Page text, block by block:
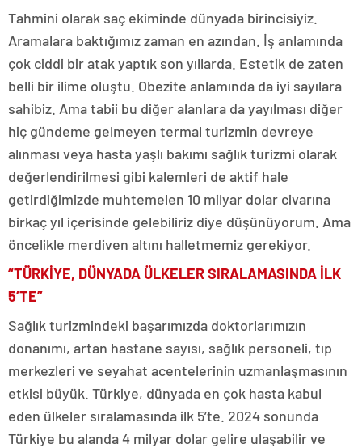
Tahmini olarak saç ekiminde dünyada birincisiyiz.
Aramalara baktığımız zaman en azından. İş anlamında
çok ciddi bir atak yaptık son yıllarda. Estetik de zaten
belli bir ilime oluştu. Obezite anlamında da iyi sayılara
sahibiz. Ama tabii bu diğer alanlara da yayılması diğer
hiç gündeme gelmeyen termal turizmin devreye
alınması veya hasta yaşlı bakımı sağlık turizmi olarak
değerlendirilmesi gibi kalemleri de aktif hale
getirdiğimizde muhtemelen 10 milyar dolar civarına
birkaç yıl içerisinde gelebiliriz diye düşünüyorum. Ama
öncelikle merdiven altını halletmemiz gerekiyor.
“TÜRKİYE, DÜNYADA ÜLKELER SIRALAMASINDA İLK
5’TE”
Sağlık turizmindeki başarımızda doktorlarımızın
donanımı, artan hastane sayısı, sağlık personeli, tıp
merkezleri ve seyahat acentelerinin uzmanlaşmasının
etkisi büyük. Türkiye, dünyada en çok hasta kabul
eden ülkeler sıralamasında ilk 5’te. 2024 sonunda
Türkiye bu alanda 4 milyar dolar gelire ulaşabilir ve